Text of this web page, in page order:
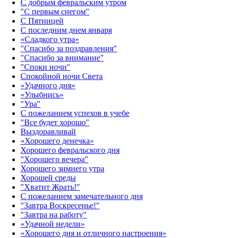
С добрым февральским утром
"С первым снегом"
С Пятницей
С последним днем января
«Сладкого утра»‎
"Спасибо за поздравления"
"Спасибо за внимание"
"Споки ночи"
Спокойной ночи Света
«Удачного дня»‎
«Улыбнись»‎
"Ура"
С пожеланием успехов в учебе
"Все будет хорошо"
Выздоравливай
«‎Хорошего денечка»‎
Хорошего февральского дня
"Хорошего вечера"
Хорошего зимнего утра
Хорошей среды
"Хватит Жрать!"
С пожеланием замечательного дня
"Завтра Воскресенье!"
"Завтра на работу"
«Удачной недели»‎
«Хорошего дня и отличного настроения»‎